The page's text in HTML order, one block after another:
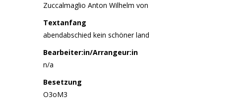
Zuccalmaglio Anton Wilhelm von
Textanfang
abendabschied kein schöner land
Bearbeiter:in/Arrangeur:in
n/a
Besetzung
O3oM3